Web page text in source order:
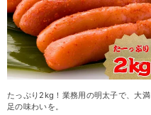
たっぷり2kg！業務用の明太子で、大満
足の味わいを。